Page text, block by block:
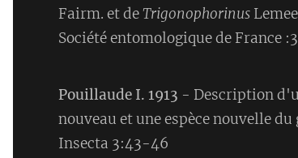
Fairm. et deTrigonophorinus
Société entomologique de France
Pouillaude I. 1913 - Description
nouveau et une espèce nouvelle
Insecta 3:43-46